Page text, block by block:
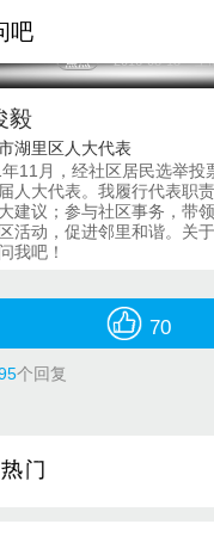
吧
焦点 2016-08-13 上
毅
湖里区人大代表
11月，经社区居民选举投
人大代表。我履行代表职
建议；参与社区事务，带
活动，促进邻里和谐。关
我吧！
70
个回复